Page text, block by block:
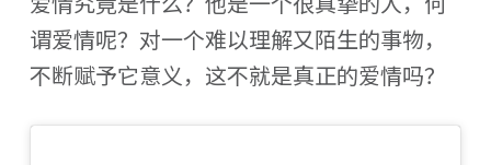
谓爱情呢？对一个难以理解又陌生的事物，
不断赋予它意义，这不就是真正的爱情吗？